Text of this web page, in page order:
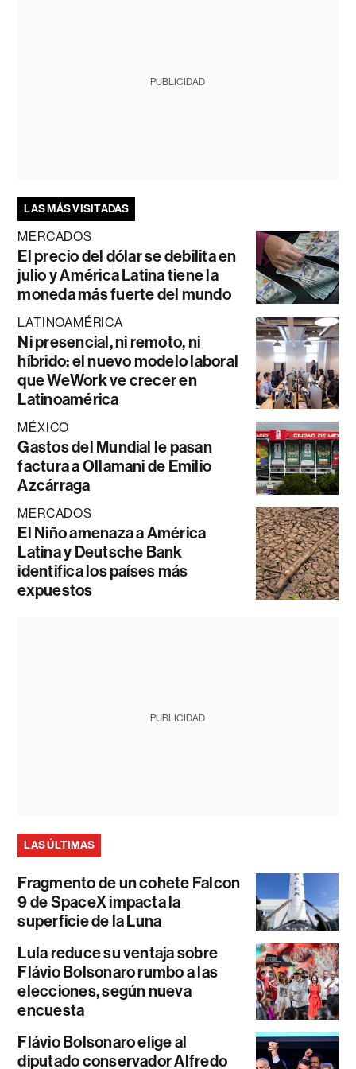
PUBLICIDAD
LAS MÁS VISITADAS
MERCADOS
El precio del dólar se debilita en
julio y América Latina tiene la
moneda más fuerte del mundo
LATINOAMÉRICA
Ni presencial, ni remoto, ni
híbrido: el nuevo modelo laboral
que WeWork ve crecer en
Latinoamérica
MÉXICO
Gastos del Mundial le pasan
factura a Ollamani de Emilio
Azcárraga
MERCADOS
El Niño amenaza a América
Latina y Deutsche Bank
identifica los países más
expuestos
PUBLICIDAD
LAS ÚLTIMAS
Fragmento de un cohete Falcon
9 de SpaceX impacta la
superficie de la Luna
Lula reduce su ventaja sobre
Flávio Bolsonaro rumbo a las
elecciones, según nueva
encuesta
Flávio Bolsonaro elige al
diputado conservador Alfredo